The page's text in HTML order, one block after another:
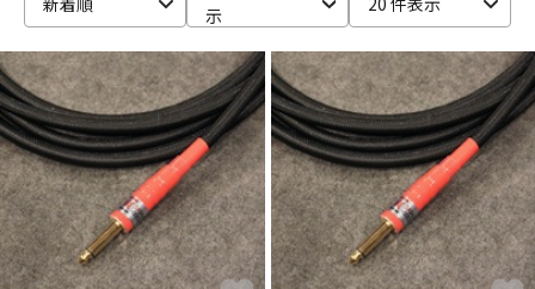
ベース ウクレレ
ドラム パーカッション
キーボード 電子ピアノ
示